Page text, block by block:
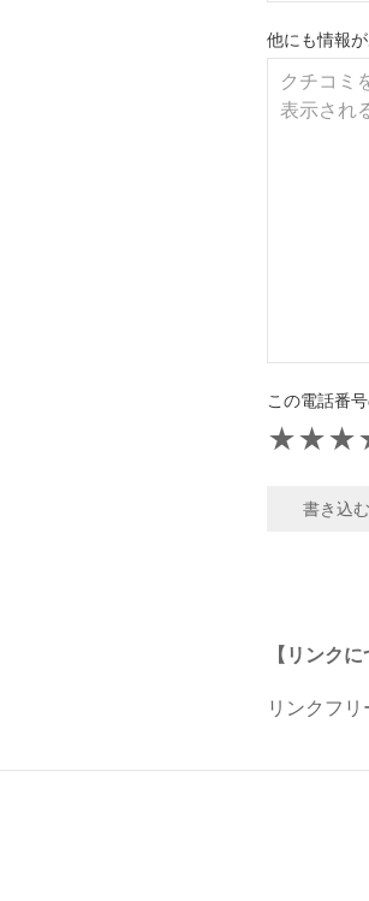
他にも情報
この電話番
★
★
★
書き込む
【リンクに
リンクフリ